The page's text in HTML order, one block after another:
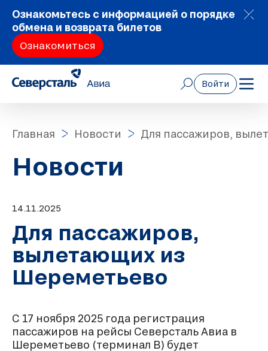
Ознакомьтесь с информацией о порядке
обмена и возврата билетов
Ознакомиться
Войти
Главная Новости Для пассажиров,
Новости
14.11.2025
Для пассажиров,
вылетающих из
Шереметьево
С 17 ноября 2025 года регистрация
пассажиров на рейсы Северсталь Авиа в
Шереметьево (терминал В) будет